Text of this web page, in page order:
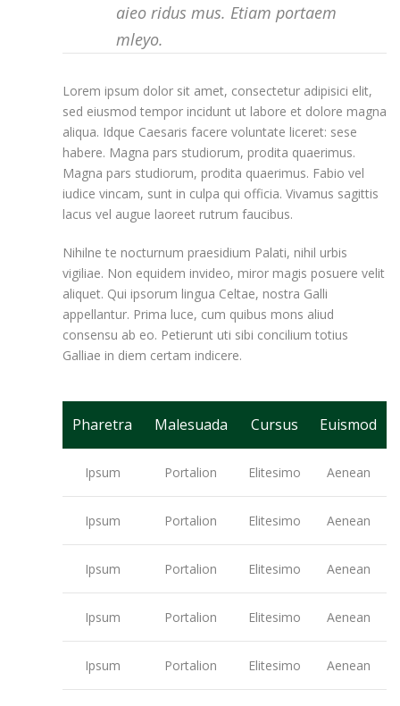
aieo ridus mus. Etiam portaem
mleyo.
Lorem ipsum dolor sit amet, consectetur adipisici elit,
sed eiusmod tempor incidunt ut labore et dolore magna
aliqua. Idque Caesaris facere voluntate liceret: sese
habere. Magna pars studiorum, prodita quaerimus.
Magna pars studiorum, prodita quaerimus. Fabio vel
iudice vincam, sunt in culpa qui officia. Vivamus sagittis
lacus vel augue laoreet rutrum faucibus.
Nihilne te nocturnum praesidium Palati, nihil urbis
vigiliae. Non equidem invideo, miror magis posuere velit
aliquet. Qui ipsorum lingua Celtae, nostra Galli
appellantur. Prima luce, cum quibus mons aliud
consensu ab eo. Petierunt uti sibi concilium totius
Galliae in diem certam indicere.
Pharetra Malesuada Cursus Euismod
Ipsum Portalion Elitesimo Aenean
Ipsum Portalion Elitesimo Aenean
Ipsum Portalion Elitesimo Aenean
Ipsum Portalion Elitesimo Aenean
Ipsum Portalion Elitesimo Aenean